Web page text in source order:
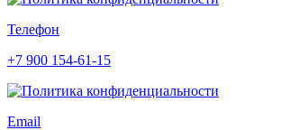
Телефон
+7 900 154-61-15
Email